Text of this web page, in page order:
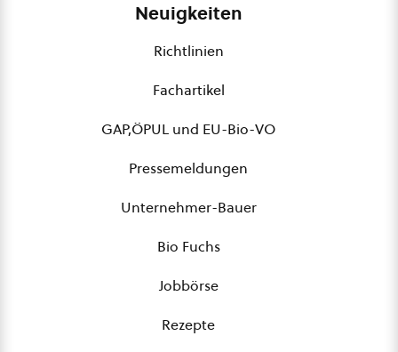
Neuigkeiten
Richtlinien
Fachartikel
GAP,ÖPUL und EU-Bio-VO
Pressemeldungen
Unternehmer-Bauer
Bio Fuchs
Jobbörse
Rezepte